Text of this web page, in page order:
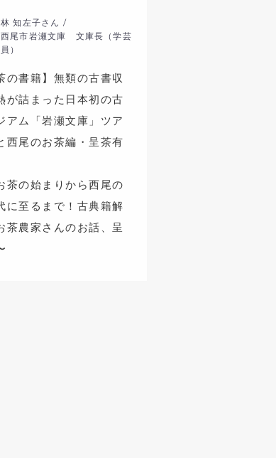
林 知左子さん /
西尾市岩瀬文庫 文庫長（学芸
員）
の書籍】無類の古書収
が詰まった日本初の古
アム「岩瀬文庫」ツア
西尾のお茶編・呈茶有
茶の始まりから西尾の
に至るまで！古典籍解
茶農家さんのお話、呈